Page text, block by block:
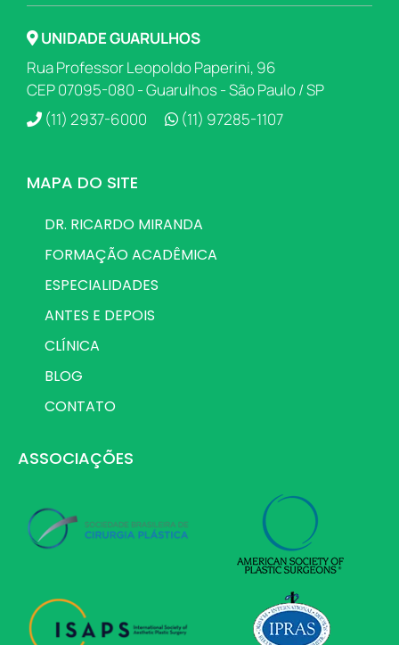
UNIDADE GUARULHOS
Rua Professor Leopoldo Paperini, 96
CEP 07095-080 - Guarulhos - São Paulo / SP
(11) 2937-6000
(11) 97285-1107
MAPA DO SITE
DR. RICARDO MIRANDA
FORMAÇÃO ACADÊMICA
ESPECIALIDADES
ANTES E DEPOIS
CLÍNICA
BLOG
CONTATO
ASSOCIAÇÕES